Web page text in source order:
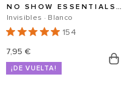
NO SHOW ESSENTIALS SECOND SKIN
Invisibles · Blanco
154
Precio
habitual
7,95 €
¡DE VUELTA!